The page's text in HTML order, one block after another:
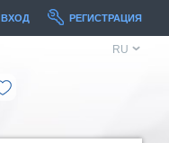
ВХОД РЕГИСТРАЦИЯ
RU